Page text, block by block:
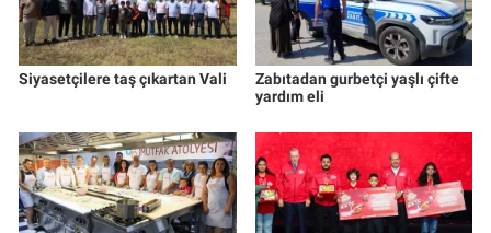
Siyasetçilere taş çıkartan Vali
Zabıtadan gurbetçi yaşlı çifte
yardım eli